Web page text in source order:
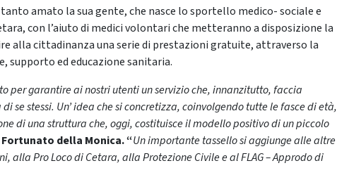
amato la sua gente, che nasce lo sportello medico- sociale e
con l’aiuto di medici volontari che metteranno a disposizione la
alla cittadinanza una serie di prestazioni gratuite, attraverso la
supporto ed educazione sanitaria.
per garantire ai nostri utenti un servizio che, innanzitutto, faccia
se stessi. Un’ idea che si concretizza, coinvolgendo tutte le fasce di età,
di una struttura che, oggi, costituisce il modello positivo di un piccolo
Fortunato della Monica. “Un importante tassello si aggiunge alle altre
alla Pro Loco di Cetara, alla Protezione Civile e al FLAG – Approdo di